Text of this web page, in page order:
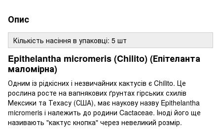
Опис
Кількість насіння в упаковці: 5 шт
Epithelantha micromeris (Chilito) (Епітеланта
маломірна)
Одним із рідкісних і незвичайних кактусів є Chilito. Це
рослина росте на вапнякових ґрунтах гірських схилів
Мексики та Техасу (США), має наукову назву Epithelantha
micromeris і належить до родини Cactaceae. Іноді його ще
називають "кактус кнопка" через невеликий розмір.